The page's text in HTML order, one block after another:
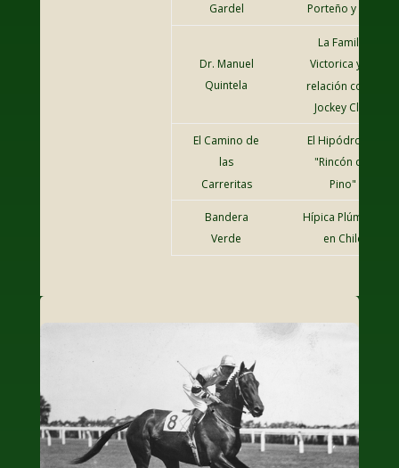
Gardel
Porteño y Turf
Dr. Manuel
Quintela
La Familia
Victorica y su
relación con el
Jockey Club
El Camino de
las
Carreritas
El Hipódromo
"Rincón del
Pino"
Bandera
Verde
Hípica Plúmbica
en Chile